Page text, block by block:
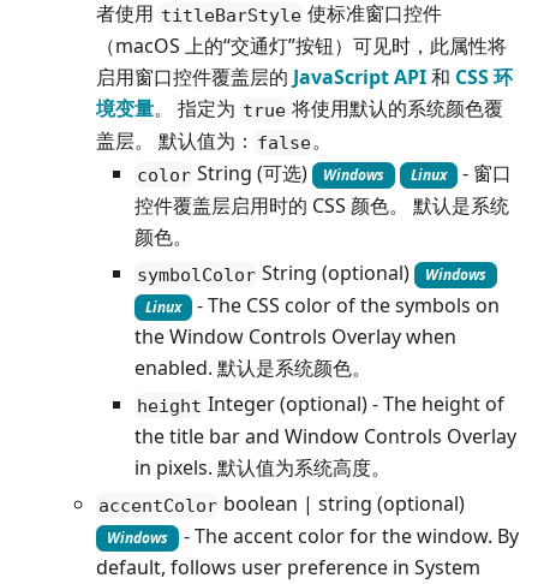
者使用 titleBarStyle 使标准窗口控件
（macOS 上的“交通灯”按钮）可见时，此属性将
启用窗口控件覆盖层的 JavaScript API和 CSS 环
境变量。 指定为 true 将使用默认的系统颜色覆
盖层。 默认值为： false。
color String (可选) Windows Linux
- 窗口
控件覆盖层启用时的 CSS 颜色。 默认是系统
颜色。
symbolColor String (optional) Windows
Linux
- The CSS color of the symbols on
the Window Controls Overlay when
enabled. 默认是系统颜色。
height Integer (optional) - The height of
the title bar and Window Controls Overlay
in pixels. 默认值为系统高度。
accentColor boolean | string (optional)
Windows
- The accent color for the window. By
default, follows user preference in System